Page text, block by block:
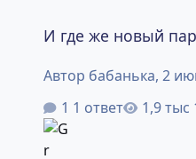
И где же новый
Автор бабанька, 2
1 ответ